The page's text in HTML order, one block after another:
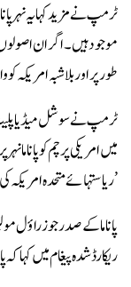
ٹرمپ نے مزید کہا یہ نہر
موجود ہیں۔ اگر ان اصولوں
طور پر اور بلا شبہ امریکہ
ٹرمپ نے سوشل میڈیا
میں امریکی پرچم کو پاناما
’ریاستہائے متحدہ امریکہ
پاناما کے صدر جوز راؤل
ریکارڈ شدہ پیغام میں کہا کہ